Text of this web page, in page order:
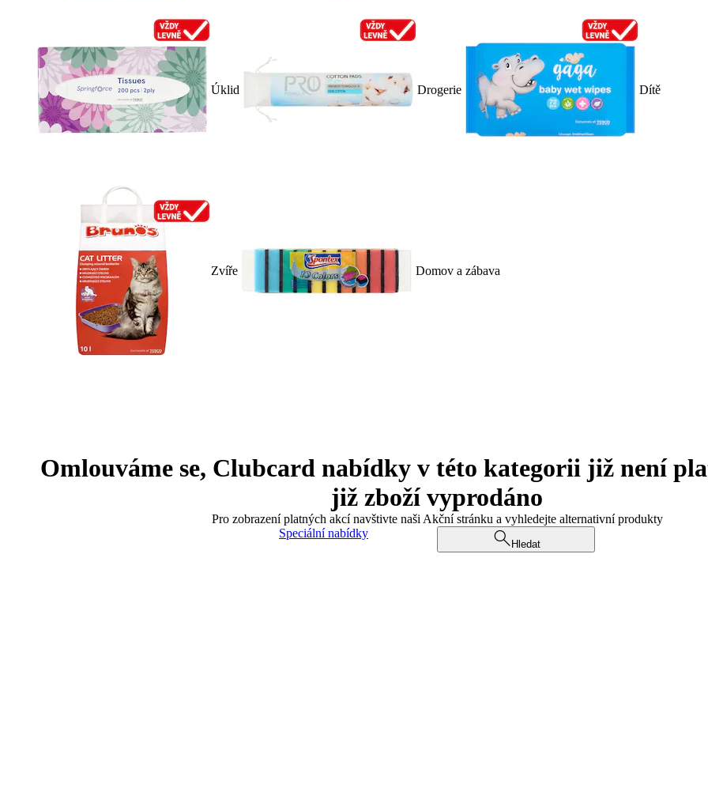
Úklid Drogerie Dítě
Zvíře Domov a zábava
Omlouváme se, Clubcard nabídky v této kategorii již není
již zboží vyprodáno
Pro zobrazení platných akcí navštivte naši Akční stránku a vyhledejte alternativní produkty
Speciální nabídky
Hledat